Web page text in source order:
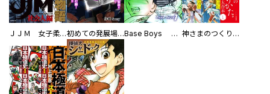
ＪＪＭ 女子柔道部物語 社会人編 初めての発展場 【白抜き修正版】 Base Boys 新装版 神さまのつくりかた。スーパー大合本